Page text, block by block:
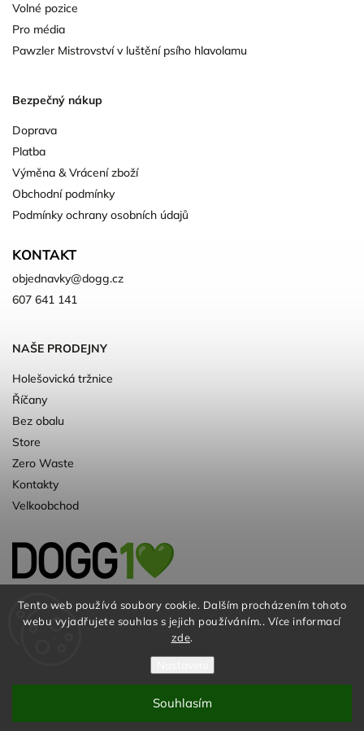
Tento web používá soubory cookie. Dalším procházením tohoto
webu vyjadřujete souhlas s jejich používáním.. Více informací
zde.
Souhlasím
Volné pozice
Pro média
Pawzler Mistrovství v luštění psího hlavolamu
Bezpečný nákup
Doprava
Platba
Výměna & Vrácení zboží
Obchodní podmínky
Podmínky ochrany osobních údajů
KONTAKT
objednavky@dogg.cz
607 641 141
NAŠE PRODEJNY
Holešovická tržnice
Říčany
Bez obalu
Store
Zero Waste
Kontakty
Velkoobchod
Kvalitní a ♻️eko chovatelské potřeby pro
psy. Už 10 let